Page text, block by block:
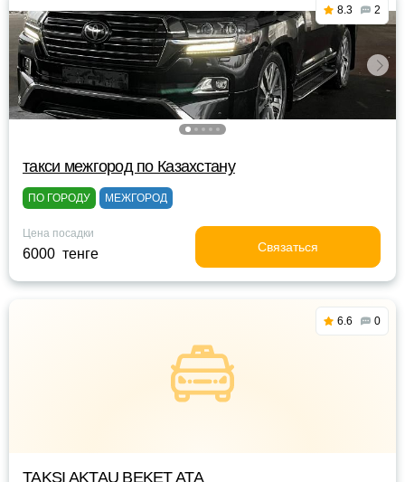
8.3 2
такси межгород по Казахстану
ПО ГОРОДУ МЕЖГОРОД
Цена посадки
6000 тенге Связаться
6.6 0
TAKSI AKTAU BEKET ATA